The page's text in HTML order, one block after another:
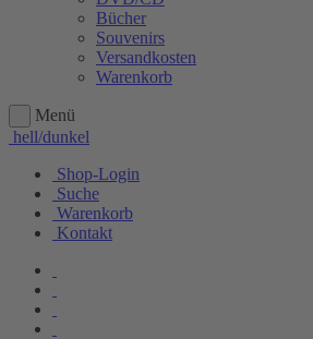
Bücher
Souvenirs
Versandkosten
Warenkorb
Menü
hell/dunkel
Shop-Login
Suche
Warenkorb
Kontakt